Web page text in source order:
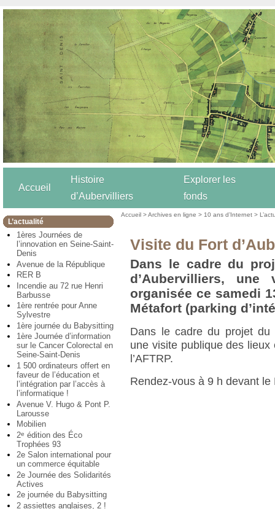
Accueil
Histoire
d’Aubervilliers
Explorer les
fonds
L’actualité
1ères Journées de
l’innovation en Seine-Saint-
Denis
Avenue de la République
RER B
Incendie au 72 rue Henri
Barbusse
1ère rentrée pour Anne
Sylvestre
1ère journée du Babysitting
1ère Journée d’information
sur le Cancer Colorectal en
Seine-Saint-Denis
1 500 ordinateurs offert en
faveur de l’éducation et
l’intégration par l’accès à
l’informatique !
Avenue V. Hugo & Pont P.
Larousse
Mobilien
2e édition des Éco
Trophées 93
2e Salon international pour
un commerce équitable
2e Journée des Solidarités
Actives
2e journée du Babysitting
2 assiettes anglaises, 2 !
Accueil >Archives en ligne > 10 ans d’Internet >
Visite du Fort
Dans le cadre du
d’Aubervilliers,
organisée ce samedi
Métafort (parking
Dans le cadre du projet du
une visite publique des
l’AFTRP.
Rendez-vous à 9 h devant le